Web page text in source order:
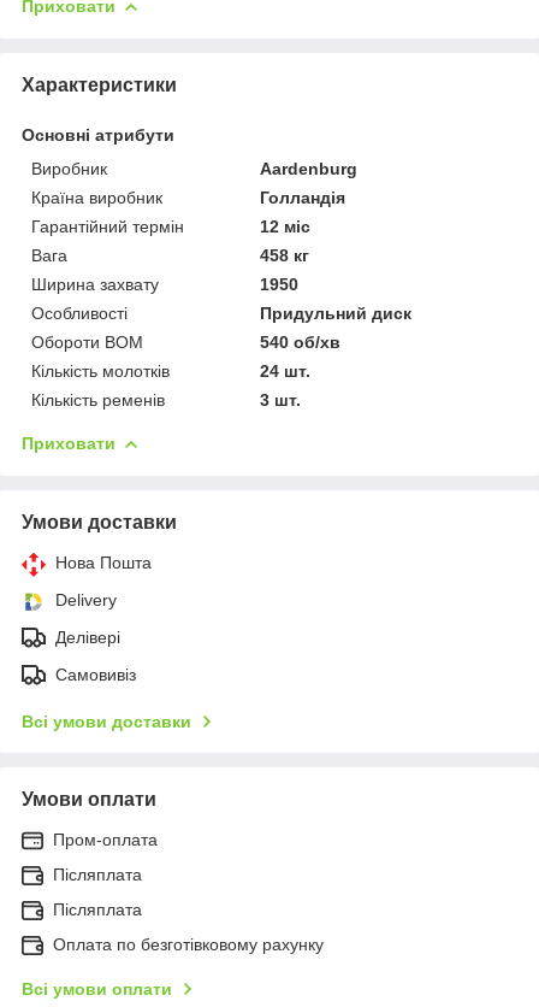
Приховати
Характеристики
Основні атрибути
Виробник
Aardenburg
Країна виробник
Голландія
Гарантійний термін
12 міс
Вага
458 кг
Ширина захвату
1950
Особливості
Придульний диск
Обороти ВОМ
540 об/хв
Кількість молотків
24 шт.
Кількість ременів
3 шт.
Приховати
Умови доставки
Нова Пошта
Delivery
Делівері
Самовивіз
Всі умови доставки
Умови оплати
Пром-оплата
Післяплата
Післяплата
Оплата по безготівковому рахунку
Всі умови оплати